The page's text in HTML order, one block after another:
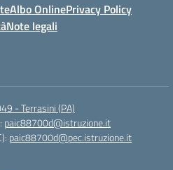
Albo OnlinePrivacy Policy
Note legali
- Terrasini (PA)
paic88700d@istruzione.it
paic88700d@pec.istruzione.it